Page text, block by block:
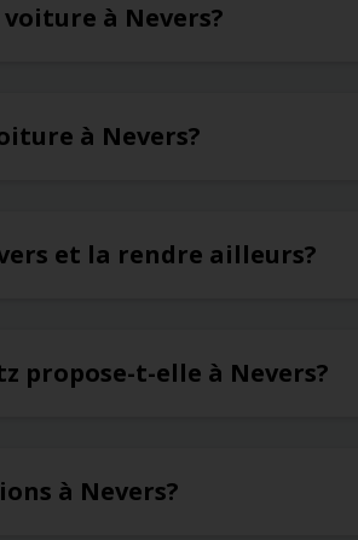
à Nevers?
à Nevers?
et la rendre ailleurs?
propose-t-elle à Nevers?
à Nevers?